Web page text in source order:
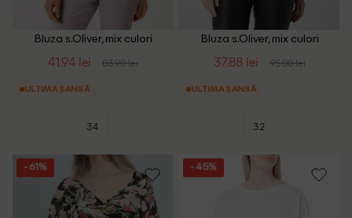
Bluza s.Oliver, mix culori
41.94 lei 83.90 lei
ULTIMA ȘANSĂ
34
Bluza s.Oliver, mix culori
37.88 lei 95.00 lei
ULTIMA ȘANSĂ
32
- 61% - 45%